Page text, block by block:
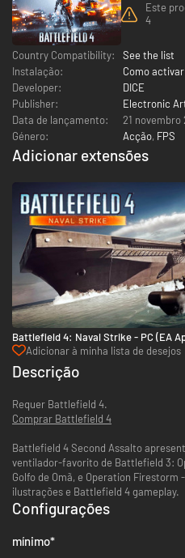
Este
4
Country Compatibility:
See the list
Instalação:
Como
Developer:
DICE
Publisher:
Electronic
Data de lançamento:
21 novembro
Género:
Acção, FPS
Adicionar extensões
Battlefield 4: Naval Strike - PC (EA
Adicionar à minha lista de desejos
Descrição
Requer Battlefield 4.
Comprar Battlefield 4
Battlefield 4 Second Assalto
ventilador-favorito de Battlefield 3:
Golfo de Omã, e Operation
ilustrações e Battlefield 4 gameplay.
Configurações
mínimo*